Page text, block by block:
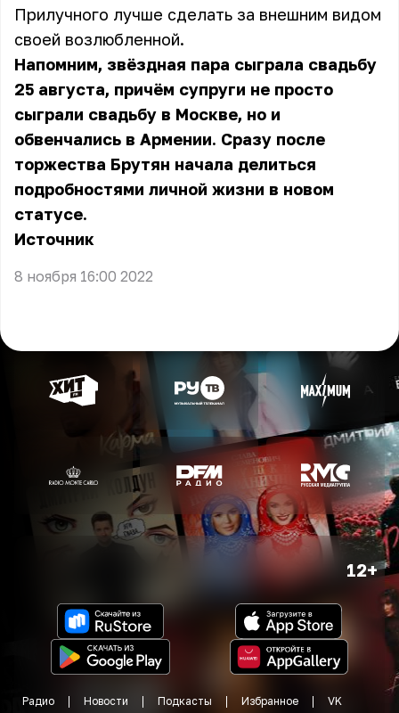
Прилучного лучше сделать за внешним видом
своей возлюбленной.
Напомним, звёздная пара сыграла свадьбу
25 августа, причём супруги не просто
сыграли свадьбу в Москве, но и
обвенчались в Армении. Сразу после
торжества Брутян начала делиться
подробностями личной жизни в новом
статусе.
Источник
8 ноября 16:00 2022
12+
Радио Новости Подкасты Избранное VK